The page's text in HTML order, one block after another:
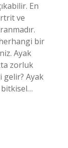
En
ve
bir
Ayak
zorluk
gelir? Ayak
bitkisel…